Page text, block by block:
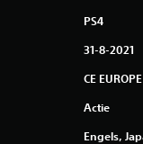
PS4
31-8-2021
CE
Actie
Engels,